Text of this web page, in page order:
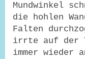
Mundwinkel
die hohlen
Falten
irrte auf der
immer wieder